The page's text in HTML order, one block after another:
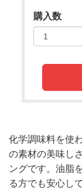
購入数
化学調味料を使
の素材の美味し
ングです。油脂
る方でも安心し